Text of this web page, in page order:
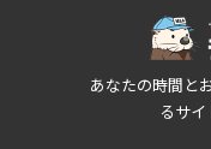
あなたの時間と
るサ